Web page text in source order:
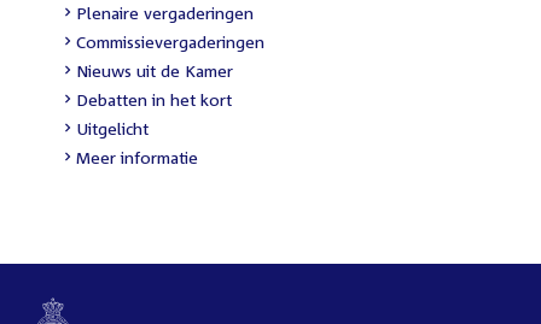
External
link:
Plenaire vergaderingen
External
link:
Commissievergaderingen
External
link:
Nieuws uit de Kamer
External
link:
Debatten in het kort
External
link:
Uitgelicht
Meer informatie